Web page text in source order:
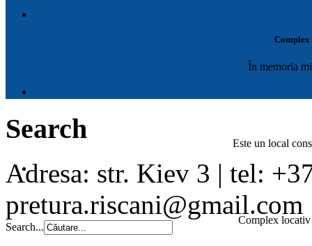
În memoria
Este un local
Complex
Search
Adresa: str. Kiev 3 | tel:
pretura.riscani@gmail.com
Search...